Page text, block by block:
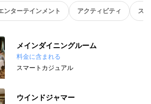
ンターテインメント アクティビティ ス
メインダイニングルーム
料金に含まれる
スマートカジュアル
ウインドジャマー